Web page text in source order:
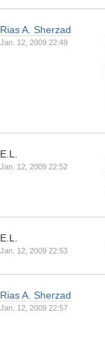
Rias A. Sherzad
Jan. 12, 2009 22:49
E.L.
Jan. 12, 2009 22:52
E.L.
Jan. 12, 2009 22:53
Rias A. Sherzad
Jan. 12, 2009 22:57